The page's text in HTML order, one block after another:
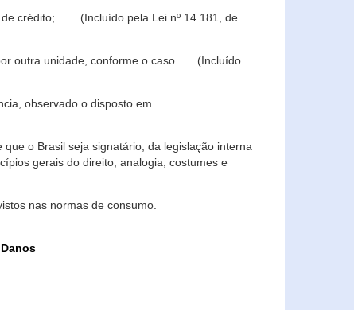
de crédito; (Incluído pela Lei nº 14.181, de
outra unidade, conforme o caso. (Incluído
observado o disposto em
o Brasil seja signatário, da legislação interna
gerais do direito, analogia, costumes e
nas normas de consumo.